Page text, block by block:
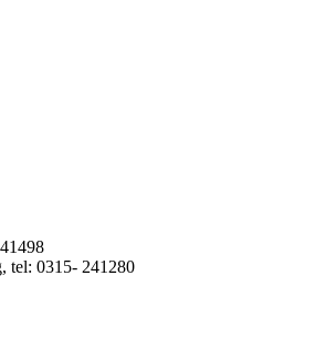
tel: 0315- 241280